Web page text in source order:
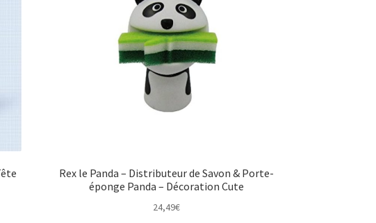
Rex le Panda – Distributeur de Savon & Porte-
éponge Panda – Décoration Cute
24,49€